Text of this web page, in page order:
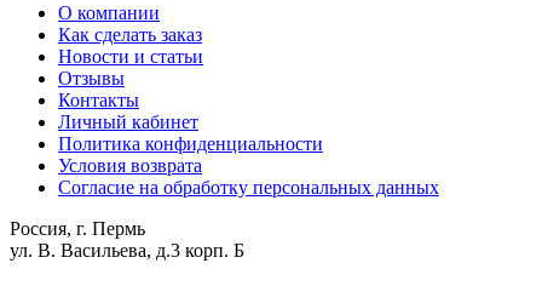
О компании
Как сделать заказ
Новости и статьи
Отзывы
Контакты
Личный кабинет
Политика конфиденциальности
Условия возврата
Согласие на обработку персональных данных
Россия, г. Пермь
ул. В. Васильева, д.3 корп. Б